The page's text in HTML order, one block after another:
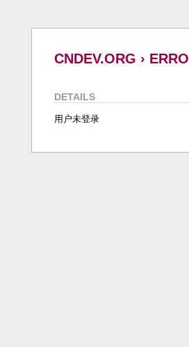
CNDEV.ORG ›
DETAILS
用户未登录